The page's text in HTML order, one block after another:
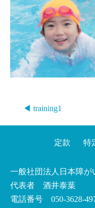
◀ training1
一般社団法人日本障が
代表者 酒井泰葉
電話番号 050-3628-
定款 特